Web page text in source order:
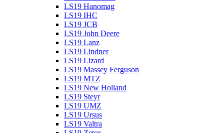
LS19 Hanomag
LS19 IHC
LS19 JCB
LS19 John Deere
LS19 Lanz
LS19 Lindner
LS19 Lizard
LS19 Massey Ferguson
LS19 MTZ
LS19 New Holland
LS19 Steyr
LS19 UMZ
LS19 Ursus
LS19 Valtra